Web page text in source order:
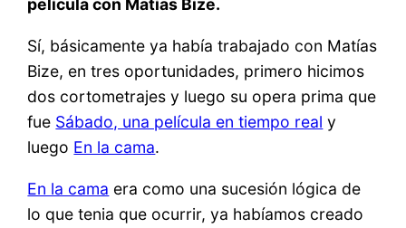
película con Matías Bize.
Sí, básicamente ya había trabajado con Matías
Bize, en tres oportunidades, primero hicimos
dos cortometrajes y luego su opera prima que
fue Sábado, una película en tiempo real y
luego En la cama.
En la cama era como una sucesión lógica de
lo que tenia que ocurrir, ya habíamos creado